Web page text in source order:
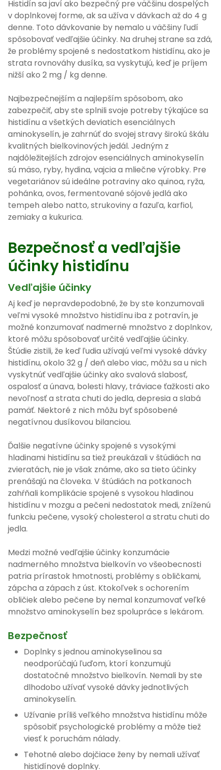
Histidín sa javí ako bezpečný pre väčšinu dospelých
v doplnkovej forme, ak sa užíva v dávkach až do 4 g
denne. Toto dávkovanie by nemalo u väčšiny ľudí
spôsobovať vedľajšie účinky. Na druhej strane sa zdá,
že problémy spojené s nedostatkom histidínu, ako je
strata rovnováhy dusíka, sa vyskytujú, keď je príjem
nižší ako 2 mg / kg denne.
Najbezpečnejším a najlepším spôsobom, ako
zabezpečiť, aby ste splnili svoje potreby týkajúce sa
histidínu a všetkých deviatich esenciálnych
aminokyselín, je zahrnúť do svojej stravy širokú škálu
kvalitných bielkovinových jedál. Jedným z
najdôležitejších zdrojov esenciálnych aminokyselín
sú mäso, ryby, hydina, vajcia a mliečne výrobky. Pre
vegetariánov sú ideálne potraviny ako quinoa, ryža,
pohánka, ovos, fermentované sójové jedlá ako
tempeh alebo natto, strukoviny a fazuľa, karfiol,
zemiaky a kukurica.
Bezpečnosť a vedľajšie
účinky histidínu
Vedľajšie účinky
Aj keď je nepravdepodobné, že by ste konzumovali
veľmi vysoké množstvo histidínu iba z potravín, je
možné konzumovať nadmerné množstvo z doplnkov,
ktoré môžu spôsobovať určité vedľajšie účinky.
Štúdie zistili, že keď ľudia užívajú veľmi vysoké dávky
histidínu, okolo 32 g / deň alebo viac, môžu sa u nich
vyskytnúť vedľajšie účinky ako svalová slabosť,
ospalosť a únava, bolesti hlavy, tráviace ťažkosti ako
nevoľnosť a strata chuti do jedla, depresia a slabá
pamäť. Niektoré z nich môžu byť spôsobené
negatívnou dusíkovou bilanciou.
Ďalšie negatívne účinky spojené s vysokými
hladinami histidínu sa tiež preukázali v štúdiách na
zvieratách, nie je však známe, ako sa tieto účinky
prenášajú na človeka. V štúdiách na potkanoch
zahŕňali komplikácie spojené s vysokou hladinou
histidínu v mozgu a pečeni nedostatok medi, zníženú
funkciu pečene, vysoký cholesterol a stratu chuti do
jedla.
Medzi možné vedľajšie účinky konzumácie
nadmerného množstva bielkovín vo všeobecnosti
patria prírastok hmotnosti, problémy s obličkami,
zápcha a zápach z úst. Ktokoľvek s ochorením
obličiek alebo pečene by nemal konzumovať veľké
množstvo aminokyselín bez spolupráce s lekárom.
Bezpečnosť
Doplnky s jednou aminokyselinou sa
neodporúčajú ľuďom, ktorí konzumujú
dostatočné množstvo bielkovín. Nemali by ste
dlhodobo užívať vysoké dávky jednotlivých
aminokyselín.
Užívanie príliš veľkého množstva histidínu môže
spôsobiť psychologické problémy a môže tiež
viesť k poruchám nálady.
Tehotné alebo dojčiace ženy by nemali užívať
histidínové doplnky.